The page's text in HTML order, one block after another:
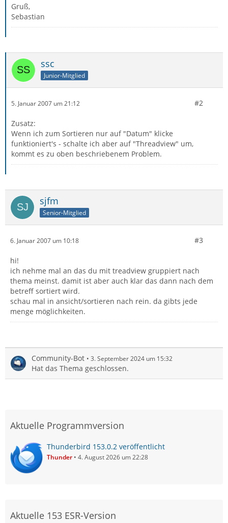
Gruß,
Sebastian
ssc
Junior-Mitglied
5. Januar 2007 um 21:12 #2
Zusatz:
Wenn ich zum Sortieren nur auf "Datum" klicke
funktioniert's - schalte ich aber auf "Threadview" um,
kommt es zu oben beschriebenem Problem.
sjfm
Senior-Mitglied
6. Januar 2007 um 10:18 #3
hi!
ich nehme mal an das du mit treadview gruppiert nach
thema meinst. damit ist aber auch klar das dann nach dem
betreff sortiert wird.
schau mal in ansicht/sortieren nach rein. da gibts jede
menge möglichkeiten.
Community-Bot 3. September 2024 um 15:32
Hat das Thema geschlossen.
Aktuelle Programmversion
Thunderbird 153.0.2 veröffentlicht
Thunder 4. August 2026 um 22:28
Aktuelle 153 ESR-Version